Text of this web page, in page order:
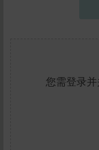
您需登录